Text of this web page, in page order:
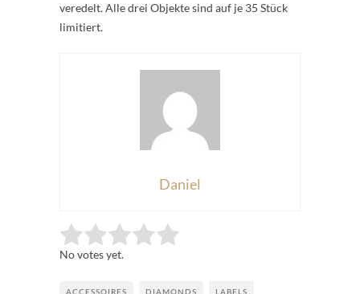
veredelt. Alle drei Objekte sind auf je 35 Stück
limitiert.
Daniel
Rate this item: Submit Rating
No votes yet.
ACCESSOIRES DIAMONDS LABELS